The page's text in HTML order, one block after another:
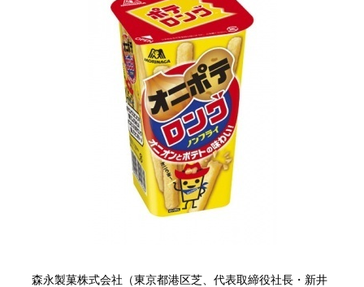
森永製菓株式会社（東京都港区芝、代表取締役社長・新井